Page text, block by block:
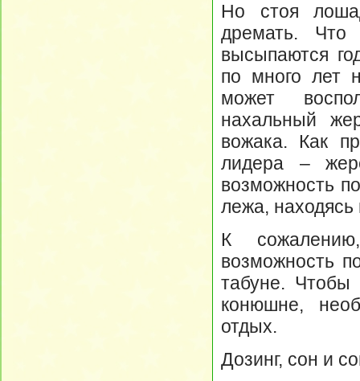
Но стоя
дремать. Что
высыпаются
по много лет
может
нахальный
вожака. Как
лидера –
возможность
лежа, находясь
К
возможность
табуне. Чтобы
конюшне,
отдых.
Дозинг, сон и